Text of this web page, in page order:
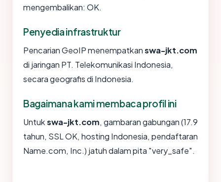
mengembalikan: OK.
Penyedia infrastruktur
Pencarian GeoIP menempatkanswa-jkt.com
di jaringan PT. Telekomunikasi Indonesia,
secara geografis di Indonesia.
Bagaimana kami membaca profil ini
Untukswa-jkt.com, gambaran gabungan (17.9
tahun, SSL OK, hosting Indonesia, pendaftaran
Name.com, Inc.) jatuh dalam pita "very_safe".